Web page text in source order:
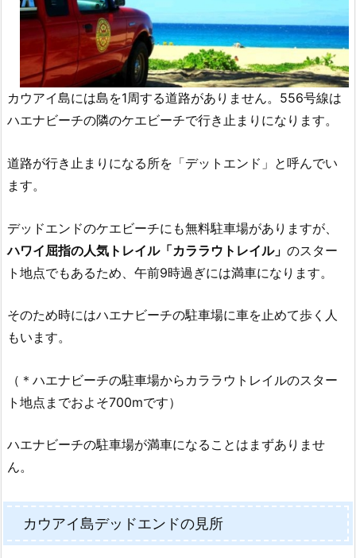
カウアイ島には島を1周する道路がありません。556号線は
ハエナビーチの隣のケエビーチで行き止まりになります。
道路が行き止まりになる所を「デットエンド」と呼んでい
ます。
デッドエンドのケエビーチにも無料駐車場がありますが、
ハワイ屈指の人気トレイル「カララウトレイル」 のスター
ト地点でもあるため、午前9時過ぎには満車になります。
そのため時にはハエナビーチの駐車場に車を止めて歩く人
もいます。
（＊ハエナビーチの駐車場からカララウトレイルのスター
ト地点までおよそ700mです）
ハエナビーチの駐車場が満車になることはまずありませ
ん。
カウアイ島デッドエンドの見所